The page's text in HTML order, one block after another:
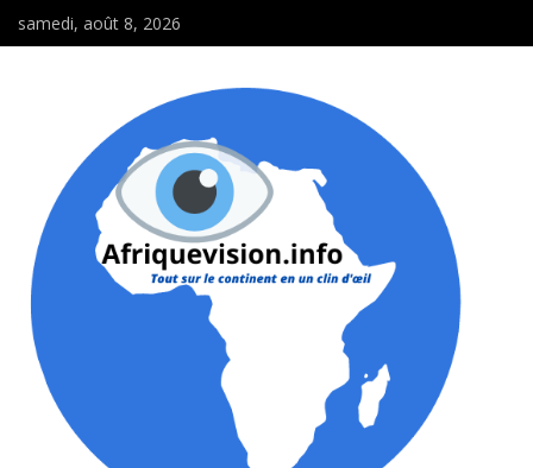
samedi, août 8, 2026